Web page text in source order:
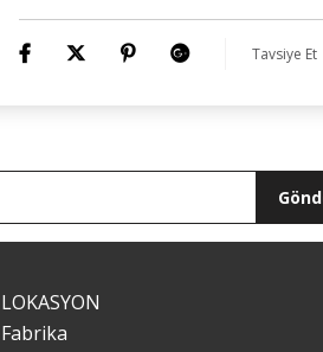
Tavsiye Et
LOKASYON
Fabrika